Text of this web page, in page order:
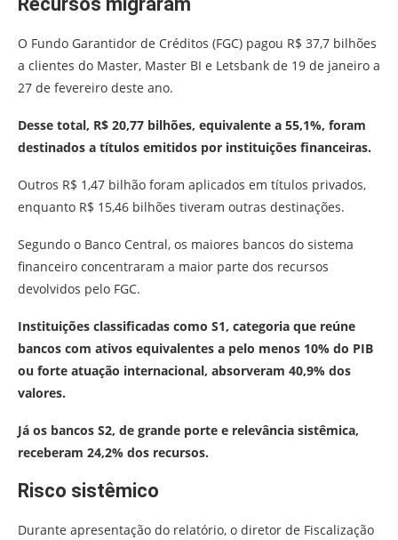
O Fundo Garantidor de Créditos (FGC) pagou R$ 37,7 bilhões
a clientes do Master, Master BI e Letsbank de 19 de janeiro a
27 de fevereiro deste ano.
Desse total, R$ 20,77 bilhões, equivalente a 55,1%, foram
destinados a títulos emitidos por instituições financeiras.
Outros R$ 1,47 bilhão foram aplicados em títulos privados,
enquanto R$ 15,46 bilhões tiveram outras destinações.
Segundo o Banco Central, os maiores bancos do sistema
financeiro concentraram a maior parte dos recursos
devolvidos pelo FGC.
Instituições classificadas como S1, categoria que reúne
bancos com ativos equivalentes a pelo menos 10% do PIB
ou forte atuação internacional, absorveram 40,9% dos
valores.
Já os bancos S2, de grande porte e relevância sistêmica,
receberam 24,2% dos recursos.
Risco sistêmico
Durante apresentação do relatório, o diretor de Fiscalização